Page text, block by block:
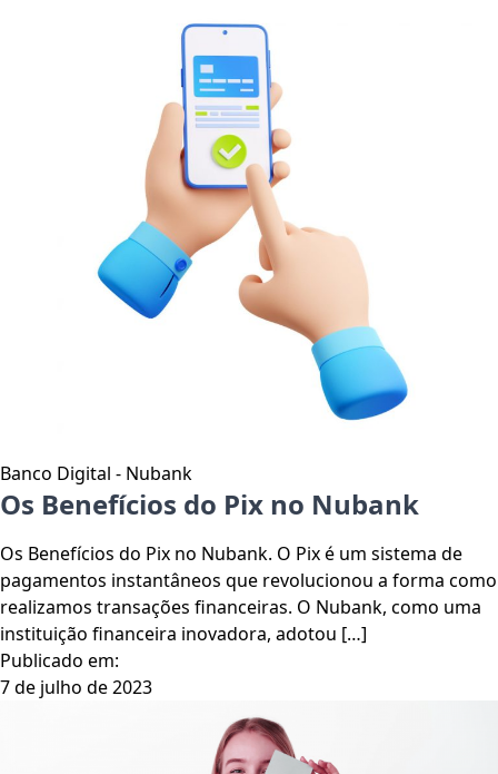
Banco Digital - Nubank
Os Benefícios do Pix no Nubank
Os Benefícios do Pix no Nubank. O Pix é um sistema de
pagamentos instantâneos que revolucionou a forma como
realizamos transações financeiras. O Nubank, como uma
instituição financeira inovadora, adotou […]
Publicado em:
7 de julho de 2023